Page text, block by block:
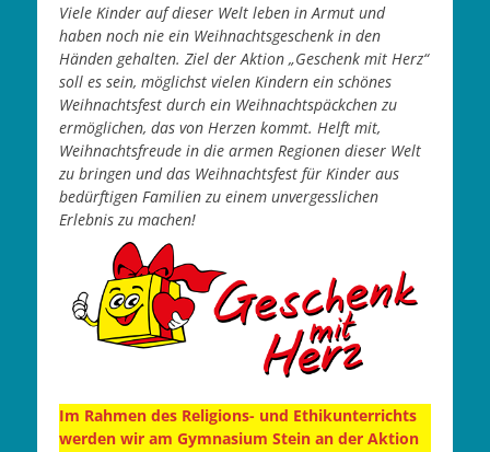
Viele Kinder auf dieser Welt leben in Armut und
haben noch nie ein Weihnachtsgeschenk in den
Händen gehalten. Ziel der Aktion „Geschenk mit Herz“
soll es sein, möglichst vielen Kindern ein schönes
Weihnachtsfest durch ein Weihnachtspäckchen zu
ermöglichen, das von Herzen kommt. Helft mit,
Weihnachtsfreude in die armen Regionen dieser Welt
zu bringen und das Weihnachtsfest für Kinder aus
bedürftigen Familien zu einem unvergesslichen
Erlebnis zu machen!
Im Rahmen des Religions- und Ethikunterrichts
werden wir am Gymnasium Stein an der Aktion